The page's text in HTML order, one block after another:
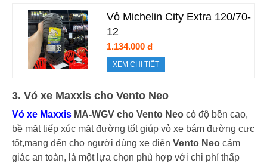
Vỏ Michelin City Extra 120/70-
12
1.134.000 đ
XEM CHI TIẾT
3. Vỏ xe Maxxis cho Vento Neo
Vỏ xe Maxxis MA-WGV cho Vento Neo có độ bền cao,
bề mặt tiếp xúc mặt đường tốt giúp vỏ xe bám đường cực
tốt,mang đến cho người dùng xe điện Vento Neo cảm
giác an toàn, là một lựa chọn phù hợp với chi phí thấp